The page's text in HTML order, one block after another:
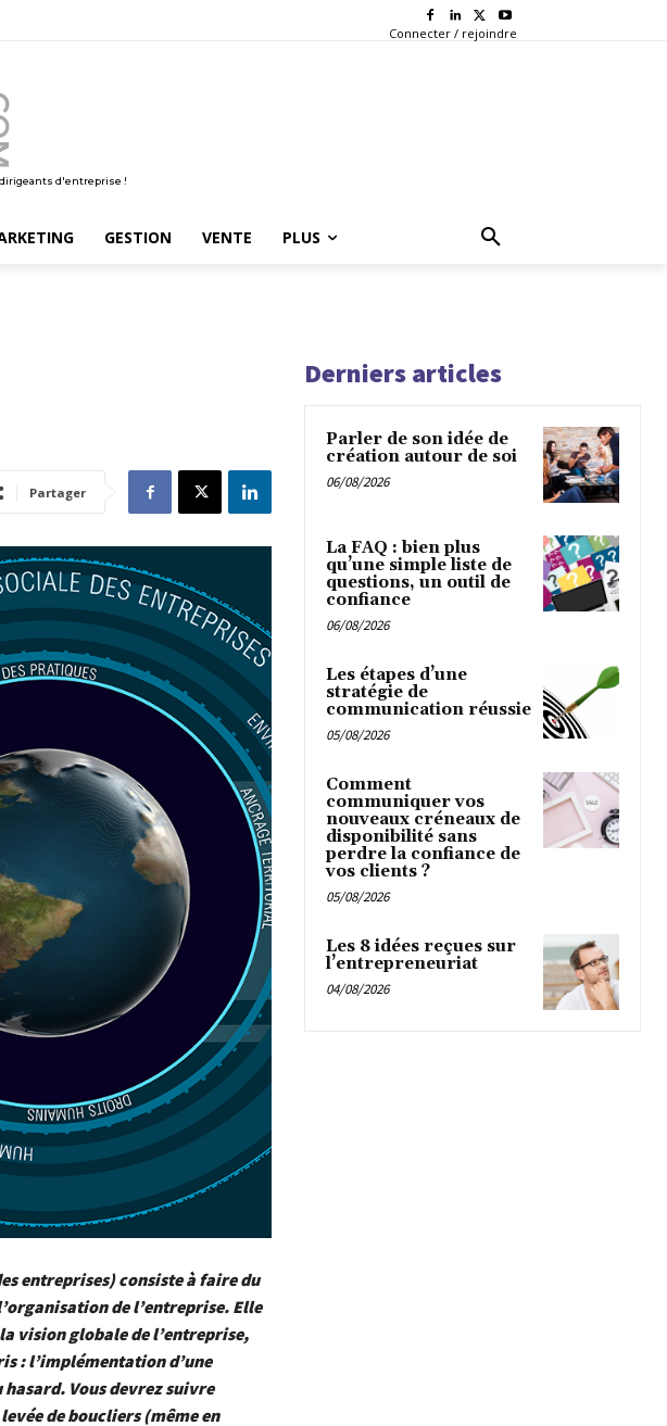
Connecter / rejoindre
d'entreprise !
GESTION VENTE PLUS
Partager
entreprises) consiste à faire du
de l’entreprise. Elle
vision globale de l’entreprise,
: l’implémentation d’une
hasard. Vous devrez suivre
de boucliers (même en
Derniers articles
Parler de son idée de
création autour de soi
06/08/2026
La FAQ : bien plus
qu’une simple liste de
questions, un outil de
confiance
06/08/2026
Les étapes d’une
stratégie de
communication réussie
05/08/2026
Comment
communiquer vos
nouveaux créneaux de
disponibilité sans
perdre la confiance de
vos clients ?
05/08/2026
Les 8 idées reçues sur
l’entrepreneuriat
04/08/2026